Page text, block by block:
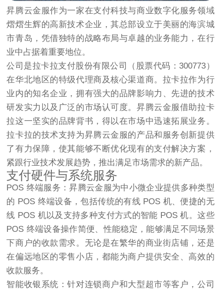
昇腾云金服作为一家在支付科技与商业数字化服务领域
熠熠生辉的高新技术企业，其总部设立于美丽的海滨城
市青岛，凭借独特的战略布局与卓越的业务能力，在行
业中占据着重要地位。​
公司是拉卡拉支付股份有限公司（股票代码：300773）
在华北地区的特级代理商及核心渠道商。拉卡拉作为行
业内的知名企业，拥有强大的品牌影响力、先进的技术
研发实力以及广泛的市场认可度。昇腾云金服借助拉卡
拉这一坚实的品牌背书，得以在市场中迅速拓展业务。
拉卡拉的技术支持为昇腾云金服的产品和服务创新提供
了有力保障，使其能够不断优化现有的支付解决方案，
紧跟行业技术发展趋势，推出满足市场需求的新产品。​
支付硬件与系统服务​
POS 终端服务：昇腾云金服为中小微企业提供多种类型
的 POS 终端设备，包括传统的有线 POS 机、便捷的无
线 POS 机以及支持多种支付方式的智能 POS 机。这些
POS 终端设备操作简便、性能稳定，能够满足不同场景
下商户的收款需求。无论是在繁华的商业街店铺，还是
在偏远地区的零售小店，都能为商户提供安全、高效的
收款服务。​
智能收银系统：针对连锁商户和大型超市等客户，公司